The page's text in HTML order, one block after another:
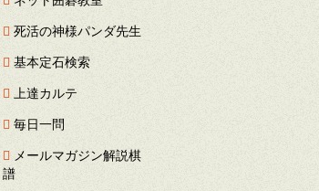
死活の神様パンダ先生
基本定石検索
上達カルテ
毎日一問
メールマガジン解説棋
譜